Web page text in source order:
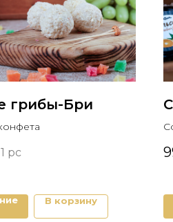
грибы-Бри
1 pc
В корзину